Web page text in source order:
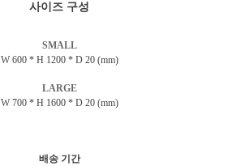
사이즈 구성
SMALL
W 600 * H 1200 * D 20 (mm)
LARGE
W 700 * H 1600 * D 20 (mm)
배송 기간